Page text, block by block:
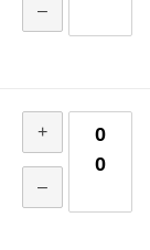
0
0